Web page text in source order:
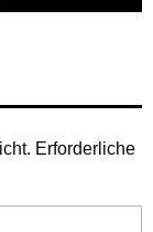
Erforderliche